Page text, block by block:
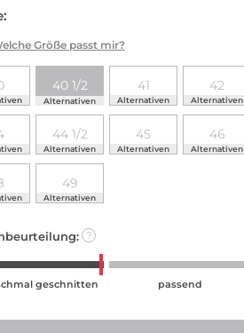
Größe passt mir?
40 1/2
Alternativen
41
Alternativen
42
Alternativen
44 1/2
Alternativen
45
Alternativen
46
Alternativen
49
Alternativen
?
geschnitten passend